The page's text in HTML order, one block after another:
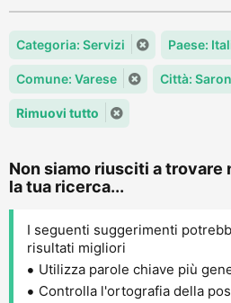
Categoria: Servizi Paese:
Comune: Varese Città:
Rimuovi tutto
Non siamo riusciti a trovare
la tua ricerca...
I seguenti suggerimenti
risultati migliori
Utilizza parole chiave più
Controlla l'ortografia della